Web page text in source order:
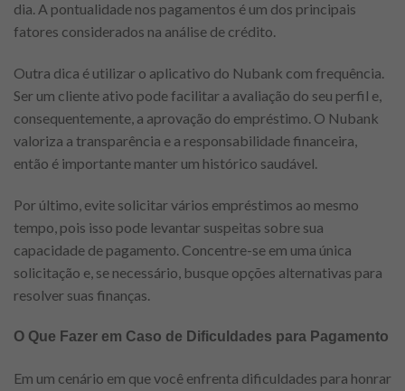
dia. A pontualidade nos pagamentos é um dos principais
fatores considerados na análise de crédito.
Outra dica é utilizar o aplicativo do Nubank com frequência.
Ser um cliente ativo pode facilitar a avaliação do seu perfil e,
consequentemente, a aprovação do empréstimo. O Nubank
valoriza a transparência e a responsabilidade financeira,
então é importante manter um histórico saudável.
Por último, evite solicitar vários empréstimos ao mesmo
tempo, pois isso pode levantar suspeitas sobre sua
capacidade de pagamento. Concentre-se em uma única
solicitação e, se necessário, busque opções alternativas para
resolver suas finanças.
O Que Fazer em Caso de Dificuldades para Pagamento
Em um cenário em que você enfrenta dificuldades para honrar